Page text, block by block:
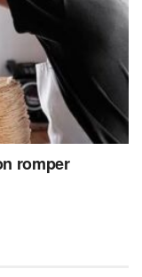
romper